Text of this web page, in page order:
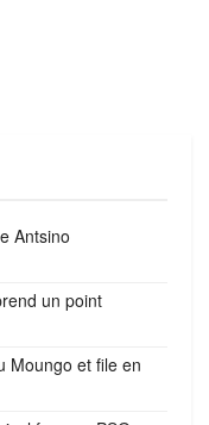
Antsino
un point
Moungo et file en